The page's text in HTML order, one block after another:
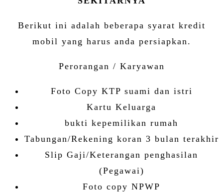
Berikut ini adalah beberapa syarat kredit
mobil yang harus anda persiapkan.
Perorangan / Karyawan
Foto Copy KTP suami dan istri
Kartu Keluarga
bukti kepemilikan rumah
Tabungan/Rekening koran 3 bulan terakhir
Slip Gaji/Keterangan penghasilan
(Pegawai)
Foto copy NPWP